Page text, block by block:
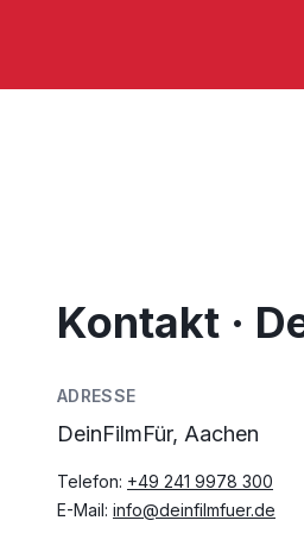
Kontakt ·
ADRESSE
DeinFilmFür, Aachen
Telefon: +49 241 9978 300
E-Mail: info@deinfilmfuer.de